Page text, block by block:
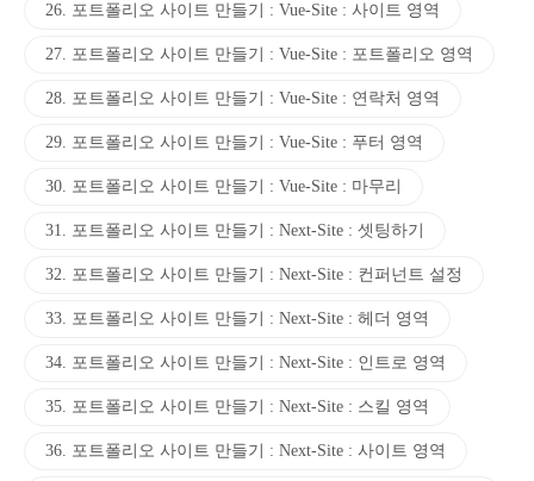
26. 포트폴리오 사이트 만들기 : Vue-Site : 사이트 영역
27. 포트폴리오 사이트 만들기 : Vue-Site : 포트폴리오 영역
28. 포트폴리오 사이트 만들기 : Vue-Site : 연락처 영역
29. 포트폴리오 사이트 만들기 : Vue-Site : 푸터 영역
30. 포트폴리오 사이트 만들기 : Vue-Site : 마무리
31. 포트폴리오 사이트 만들기 : Next-Site : 셋팅하기
32. 포트폴리오 사이트 만들기 : Next-Site : 컨퍼넌트 설정
33. 포트폴리오 사이트 만들기 : Next-Site : 헤더 영역
34. 포트폴리오 사이트 만들기 : Next-Site : 인트로 영역
35. 포트폴리오 사이트 만들기 : Next-Site : 스킬 영역
36. 포트폴리오 사이트 만들기 : Next-Site : 사이트 영역